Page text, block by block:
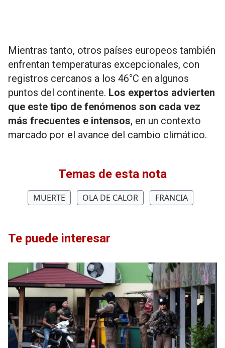
Mientras tanto, otros países europeos también
enfrentan temperaturas excepcionales, con
registros cercanos a los 46°C en algunos
puntos del continente. Los expertos advierten
que este tipo de fenómenos son cada vez
más frecuentes e intensos, en un contexto
marcado por el avance del cambio climático.
Temas de esta nota
MUERTE OLA DE CALOR FRANCIA
Te puede interesar